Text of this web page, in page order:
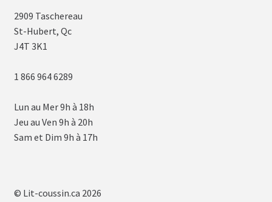
2909 Taschereau
St-Hubert, Qc
J4T 3K1
1 866 964 6289
Lun au Mer 9h à 18h
Jeu au Ven 9h à 20h
Sam et Dim 9h à 17h
© Lit-coussin.ca 2026